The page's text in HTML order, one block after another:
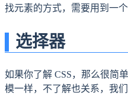
找元素的方式，需要用到一
选择器
如果你了解 CSS，那么很简
模一样，不了解也关系，我